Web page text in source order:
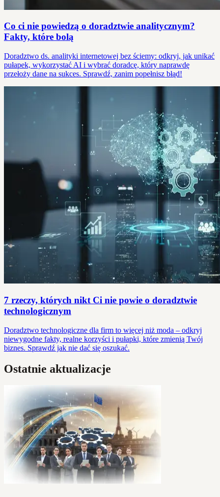
Co ci nie powiedzą o doradztwie analitycznym?
Fakty, które bolą
Doradztwo ds. analityki internetowej bez ściemy: odkryj, jak unikać
pułapek, wykorzystać AI i wybrać doradcę, który naprawdę
przełoży dane na sukces. Sprawdź, zanim popełnisz błąd!
7 rzeczy, których nikt Ci nie powie o doradztwie
technologicznym
Doradztwo technologiczne dla firm to więcej niż moda – odkryj
niewygodne fakty, realne korzyści i pułapki, które zmienią Twój
biznes. Sprawdź jak nie dać się oszukać.
Ostatnie aktualizacje